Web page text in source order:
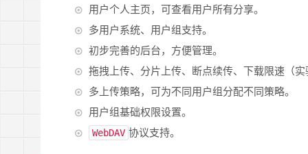
用户个人主页，可查看用户所有分享。
多用户系统、用户组支持。
初步完善的后台，方便管理。
拖拽上传、分片上传、断点续传、下载限速（
多上传策略，可为不同用户组分配不同策略。
用户组基础权限设置。
WebDAV 协议支持。